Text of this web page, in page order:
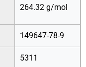
264.32 g/mol
149647-78-9
5311